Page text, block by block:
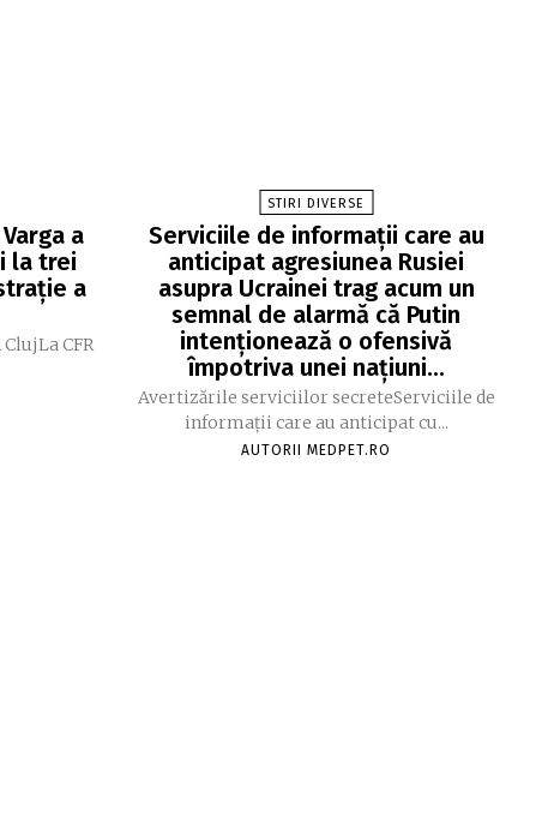
a
la trei
a
CFR
STIRI DIVERSE
Serviciile de informații care au
anticipat agresiunea Rusiei
asupra Ucrainei trag acum un
semnal de alarmă că Putin
intenționează o ofensivă
împotriva unei națiuni...
Avertizările serviciilor secreteServiciile de
informații care au anticipat cu...
AUTORII MEDPET.RO